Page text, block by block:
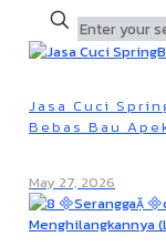
Jasa Cuci
Bebas Bau
May 27, 2026